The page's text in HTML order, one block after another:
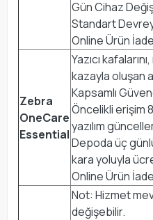
Gün Cihaz
Standart
Online Ürün
Zebra
OneCare
Essential
Yazıcı
kazayla oluşan
Kapsamlı
Öncelikli erişim
yazılım
Depoda üç
kara yoluyla
Online Ürün
Not: Hizmet
değişebilir.